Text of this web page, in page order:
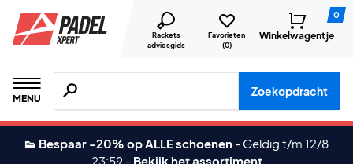
Rackets
adviesgids
Favorieten
(0)
0
Winkelwagentje
MENU
Zoeken naar producten, merken etc.
Zoekopdracht
👟 Bespaar -20% op ALLE schoenen - Geldig t/m 12/8
23:59 - Bekijk het assortiment